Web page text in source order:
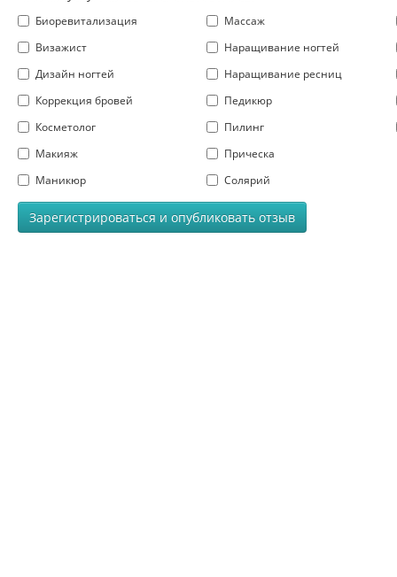
Биоревитализация
Визажист
Дизайн ногтей
Коррекция бровей
Косметолог
Макияж
Маникюр
Массаж
Наращивание ногтей
Наращивание ресниц
Педикюр
Пилинг
Прическа
Солярий
Зарегистрироваться и опубликовать отзыв